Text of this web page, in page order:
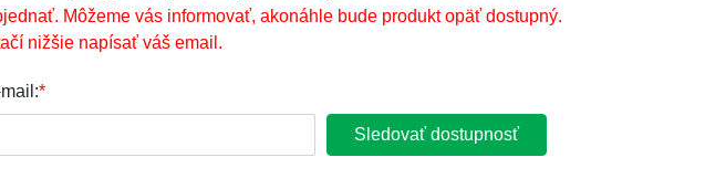
Môžeme vás informovať, akonáhle bude produkt opäť dostupný.
nižšie napísať váš email.
*
Sledovať dostupnosť